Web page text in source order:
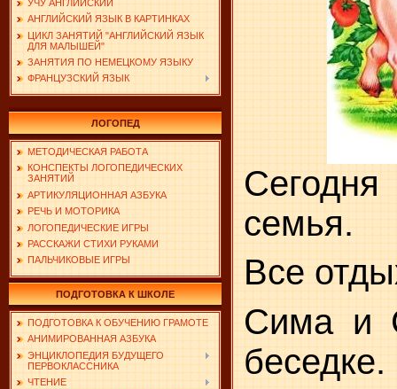
УЧУ АНГЛИЙСКИЙ
АНГЛИЙСКИЙ ЯЗЫК В КАРТИНКАХ
ЦИКЛ ЗАНЯТИЙ "АНГЛИЙСКИЙ ЯЗЫК
ДЛЯ МАЛЫШЕЙ"
ЗАНЯТИЯ ПО НЕМЕЦКОМУ ЯЗЫКУ
ФРАНЦУЗСКИЙ ЯЗЫК
ЛОГОПЕД
МЕТОДИЧЕСКАЯ РАБОТА
КОНСПЕКТЫ ЛОГОПЕДИЧЕСКИХ
ЗАНЯТИЙ
АРТИКУЛЯЦИОННАЯ АЗБУКА
РЕЧЬ И МОТОРИКА
ЛОГОПЕДИЧЕСКИЕ ИГРЫ
РАССКАЖИ СТИХИ РУКАМИ
ПАЛЬЧИКОВЫЕ ИГРЫ
ПОДГОТОВКА К ШКОЛЕ
ПОДГОТОВКА К ОБУЧЕНИЮ ГРАМОТЕ
АНИМИРОВАННАЯ АЗБУКА
ЭНЦИКЛОПЕДИЯ БУДУЩЕГО
ПЕРВОКЛАССНИКА
ЧТЕНИЕ
семья.
Все
Сима и
беседке.